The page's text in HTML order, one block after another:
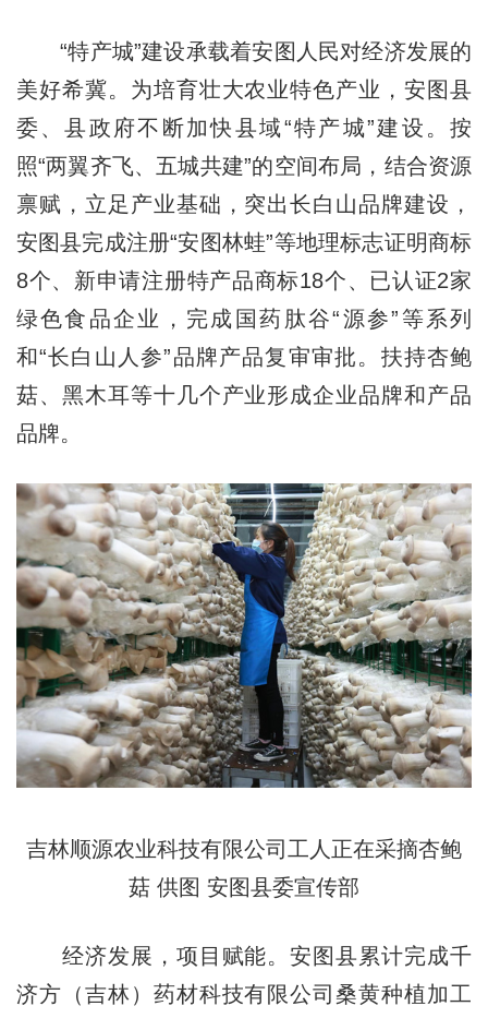
“特产城”建设承载着安图人民对经济发展的
美好希冀。为培育壮大农业特色产业，安图县
委、县政府不断加快县域“特产城”建设。按
照“两翼齐飞、五城共建”的空间布局，结合资源
禀赋，立足产业基础，突出长白山品牌建设，
安图县完成注册“安图林蛙”等地理标志证明商标
8个、新申请注册特产品商标18个、已认证2家
绿色食品企业，完成国药肽谷“源参”等系列
和“长白山人参”品牌产品复审审批。扶持杏鲍
菇、黑木耳等十几个产业形成企业品牌和产品
品牌。
吉林顺源农业科技有限公司工人正在采摘杏鲍
菇 供图 安图县委宣传部
经济发展，项目赋能。安图县累计完成千
济方（吉林）药材科技有限公司桑黄种植加工